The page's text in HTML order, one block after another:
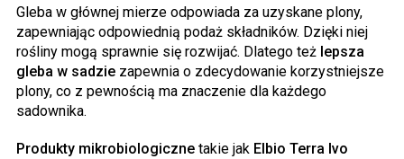
Gleba w głównej mierze odpowiada za uzyskane plony,
zapewniając odpowiednią podaż składników. Dzięki niej
rośliny mogą sprawnie się rozwijać. Dlatego też lepsza
gleba w sadzie zapewnia o zdecydowanie korzystniejsze
plony, co z pewnością ma znaczenie dla każdego
sadownika.
Produkty mikrobiologiczne takie jak Elbio Terra Ivo